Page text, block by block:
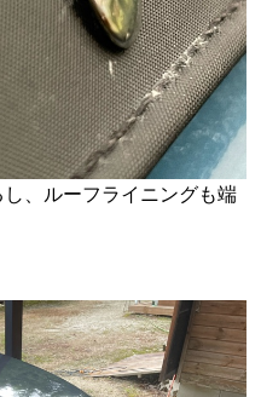
、ルーフライニングも端